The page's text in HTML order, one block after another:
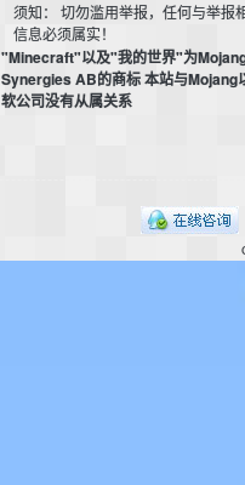
须知： 切勿滥用举报，任何与举报
信息必须属实！
"Minecraft"以及"我的世界"为
Synergies AB的商标 本站与Mojang
软公司没有从属关系